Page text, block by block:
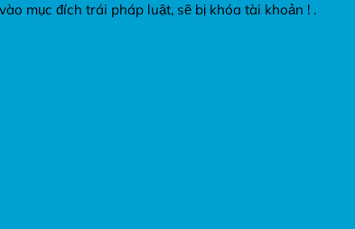
mục đích trái pháp luật, sẽ bị khóa tài khoản ! .